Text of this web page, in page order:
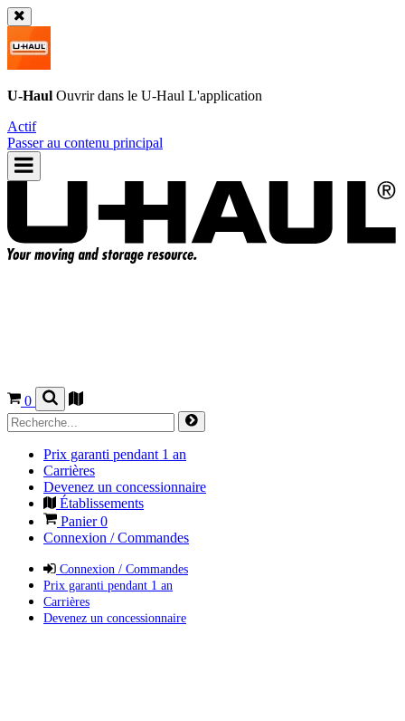
U-Haul Ouvrir dans le U-Haul L'application
Actif
Passer au contenu principal
0
Prix garanti pendant 1 an
Carrières
Devenez un concessionnaire
Établissements
Panier0
Connexion / Commandes
Connexion / Commandes
Prix garanti pendant 1 an
Carrières
Devenez un concessionnaire